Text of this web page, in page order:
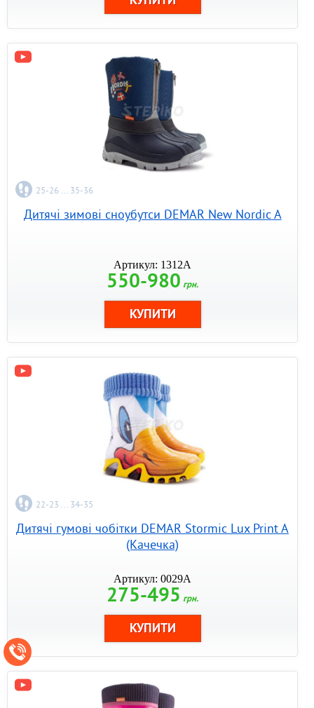
25-26 ... 35-36
Дитячі зимові сноубутси DEMAR New Nordic A
Артикул: 1312A
550-980 грн.
22-23 ... 34-35
Дитячі гумові чобітки DEMAR Stormic Lux Print A
(Качечка)
Артикул: 0029A
275-495 грн.